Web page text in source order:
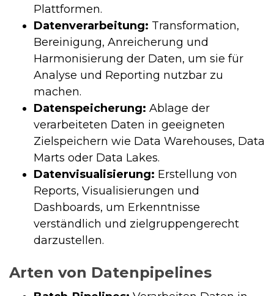
Plattformen.
Datenverarbeitung: Transformation,
Bereinigung, Anreicherung und
Harmonisierung der Daten, um sie für
Analyse und Reporting nutzbar zu
machen.
Datenspeicherung: Ablage der
verarbeiteten Daten in geeigneten
Zielspeichern wie Data Warehouses, Data
Marts oder Data Lakes.
Datenvisualisierung: Erstellung von
Reports, Visualisierungen und
Dashboards, um Erkenntnisse
verständlich und zielgruppengerecht
darzustellen.
Arten von Datenpipelines